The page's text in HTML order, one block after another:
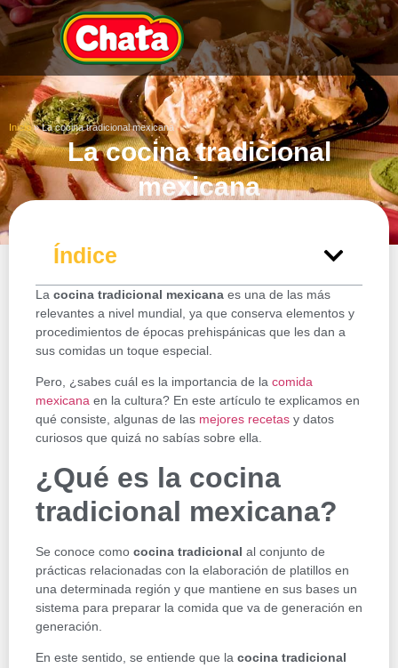
Inicio»La cocina tradicional mexicana
La cocina tradicional
mexicana
Índice
La cocina tradicional mexicana es una de las más
relevantes a nivel mundial, ya que conserva elementos y
procedimientos de épocas prehispánicas que les dan a
sus comidas un toque especial.
Pero, ¿sabes cuál es la importancia de la comida
mexicana en la cultura? En este artículo te explicamos en
qué consiste, algunas de las mejores recetas y datos
curiosos que quizá no sabías sobre ella.
¿Qué es la cocina
tradicional mexicana?
Se conoce como cocina tradicional al conjunto de
prácticas relacionadas con la elaboración de platillos en
una determinada región y que mantiene en sus bases un
sistema para preparar la comida que va de generación en
generación.
En este sentido, se entiende que la cocina tradicional